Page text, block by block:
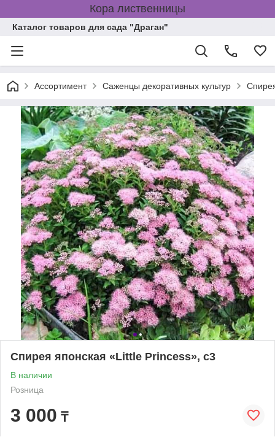
Кора лиственницы
Каталог товаров для сада "Драган"
Ассортимент Саженцы декоративных культур
Спирея японская «Little Princess», с3
В наличии
Розница
3 000 ₸